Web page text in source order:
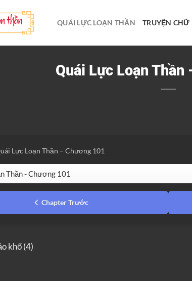
QUÁI LỰC LOẠN THẦN TRUYỆN CHỮ
Quái Lực Loạn Thần
Lực Loạn Thần – Chương 101
Chapter Trước
khố (4)